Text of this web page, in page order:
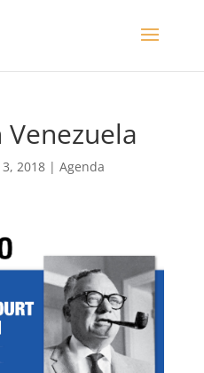
2018| Agenda